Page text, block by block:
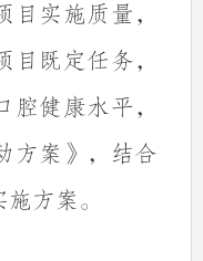
实施质量，
既定任务，
健康水平，
方案》，结合
方案。